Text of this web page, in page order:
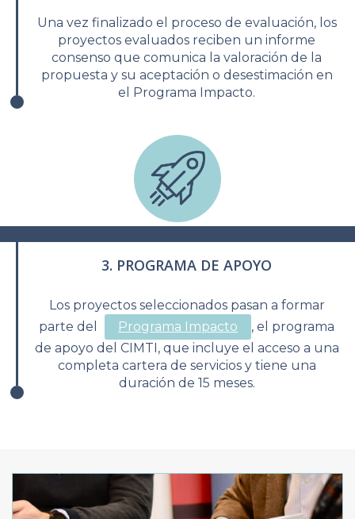
Una vez finalizado el proceso de evaluación, los
proyectos evaluados reciben un informe
consenso que comunica la valoración de la
propuesta y su aceptación o desestimación en
el Programa Impacto.
3. PROGRAMA DE APOYO
Los proyectos seleccionados pasan a formar
parte del
Programa Impacto
, el programa
de apoyo del CIMTI, que incluye el acceso a una
completa cartera de servicios y tiene una
duración de 15 meses.